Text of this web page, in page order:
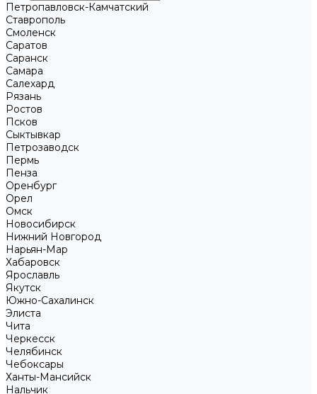
Петропавловск-Камчатский
Ставрополь
Смоленск
Саратов
Саранск
Самара
Салехард
Рязань
Ростов
Псков
Сыктывкар
Петрозаводск
Пермь
Пенза
Оренбург
Орел
Омск
Новосибирск
Нижний Новгород
Нарьян-Мар
Хабаровск
Ярославль
Якутск
Южно-Сахалинск
Элиста
Чита
Черкесск
Челябинск
Чебоксары
Ханты-Мансийск
Нальчик